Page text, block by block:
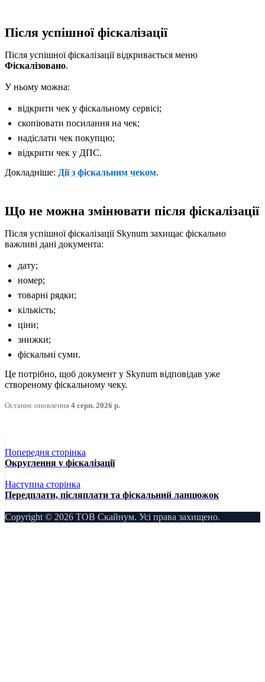
Після успішної фіскалізації
Після успішної фіскалізації відкривається меню
Фіскалізовано.
У ньому можна:
відкрити чек у фіскальному сервісі;
скопіювати посилання на чек;
надіслати чек покупцю;
відкрити чек у ДПС.
Докладніше: Дії з фіскальним чеком.
Що не можна змінювати після фіскалізації
Після успішної фіскалізації Skynum захищає фіскально
важливі дані документа:
дату;
номер;
товарні рядки;
кількість;
ціни;
знижки;
фіскальні суми.
Це потрібно, щоб документ у Skynum відповідав уже
створеному фіскальному чеку.
Останнє оновлення 4 серп. 2026 р.
Попередня сторінка
Округлення у фіскалізації
Наступна сторінка
Передплати, післяплати та фіскальний ланцюжок
Copyright © 2026 ТОВ Скайнум. Усі права захищено.